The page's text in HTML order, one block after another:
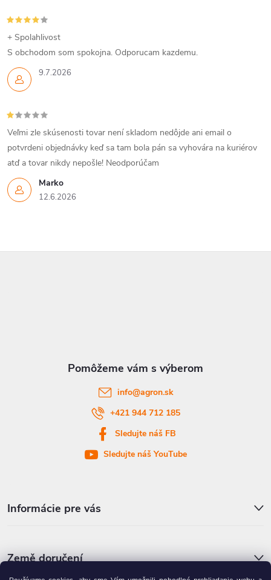
9.7.2026
+ Spolahlivost
S obchodom som spokojna. Odporucam kazdemu.
Marko
12.6.2026
Veľmi zle skúsenosti tovar není skladom nedôjde ani email o
potvrdeni objednávky keď sa tam bola pán sa vyhovára na kuriérov
atď a tovar nikdy nepošle! Neodporúčam
Informácie pre vás
Země doručení
info@agron.sk
+421 944 712 185
Sledujte náš FB
Sledujte náš YouTube